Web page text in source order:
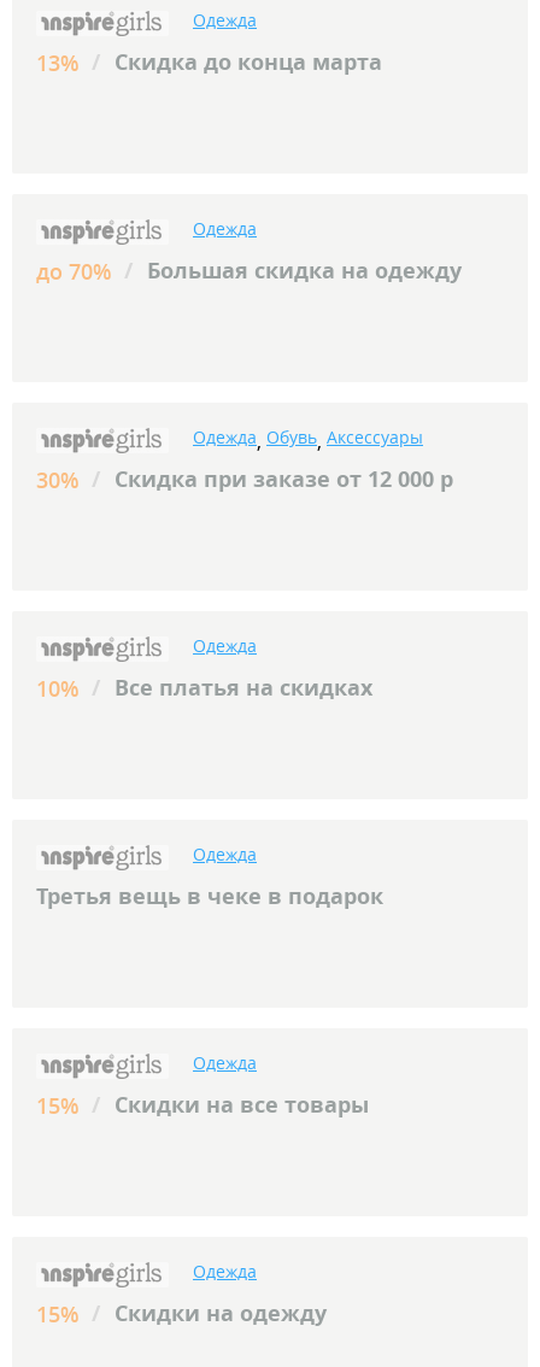
Одежда
13% / Скидка до конца марта
Одежда
до 70% / Большая скидка на одежду
Одежда, Обувь, Аксессуары
30% / Скидка при заказе от 12 000 р
Одежда
10% / Все платья на скидках
Одежда
Третья вещь в чеке в подарок
Одежда
15% / Скидки на все товары
Одежда
15% / Скидки на одежду